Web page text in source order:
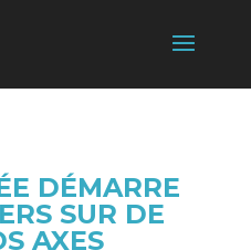
DÉMARRE
SUR DE
AXES